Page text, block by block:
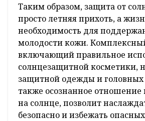
Таким образом, защита от
просто летняя прихоть, а
необходимость для
молодости кожи.
включающий правильное
солнцезащитной косметики,
защитной одежды и головных
также осознанное
на солнце, позволит
безопасно и избежать